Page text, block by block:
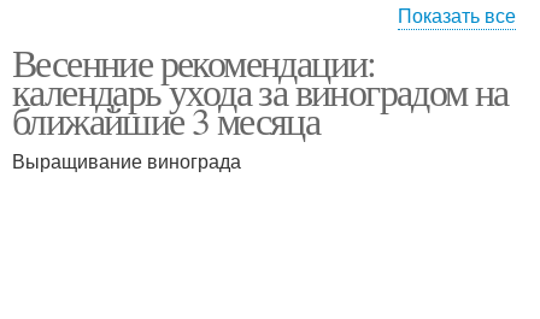
Виноград в июне Болезный виноград
Показать все
Весенние рекомендации:
календарь ухода за виноградом на
ближайшие 3 месяца
Выращивание винограда